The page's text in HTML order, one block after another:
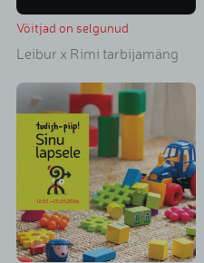
Võitjad on selgunud
Leibur x Rimi tarbijamäng